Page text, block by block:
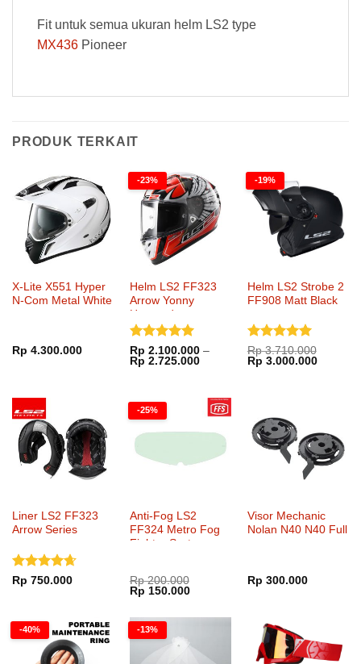
Fit untuk semua ukuran helm LS2 type
MX436 Pioneer
PRODUK TERKAIT
X-Lite X551 Hyper
N-Com Metal White
Rp 4.300.000
-23%
Helm LS2 FF323
Arrow Yonny
Hernandez
Dinilai5
dari 5
Rp 2.100.000 –
Rp 2.725.000Rentang
Rp 2.725.000
-19%
Helm LS2 Strobe 2
FF908 Matt Black
Dinilai5
dari 5
Rp3.710.000
Harga
aslinya
Rp 3.000.000Harga
Liner LS2 FF323
Arrow Series
Dinilai
Rp 750.000
-25%
Anti-Fog LS2
FF324 Metro Fog
Fighter System
Rp200.000
Harga
aslinya
Rp 200.000.
Rp 150.000Harga
Visor Mechanic
Nolan N40 N40 Full
Rp 300.000
-40% -13%